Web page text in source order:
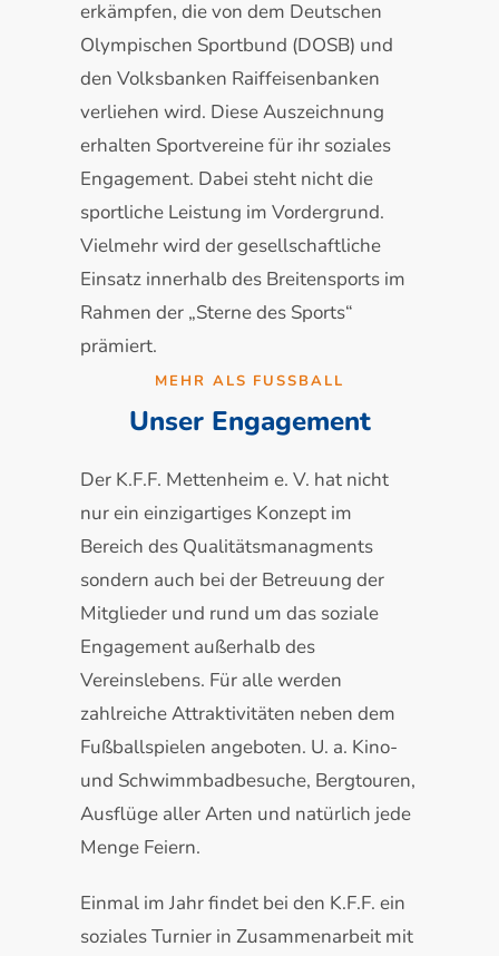
erkämpfen, die von dem Deutschen
Olympischen Sportbund (DOSB) und
den Volksbanken Raiffeisenbanken
verliehen wird. Diese Auszeichnung
erhalten Sportvereine für ihr soziales
Engagement. Dabei steht nicht die
sportliche Leistung im Vordergrund.
Vielmehr wird der gesellschaftliche
Einsatz innerhalb des Breitensports im
Rahmen der „Sterne des Sports“
prämiert.
MEHR ALS FUSSBALL
Unser Engagement
Der K.F.F. Mettenheim e. V. hat nicht
nur ein einzigartiges Konzept im
Bereich des Qualitätsmanagments
sondern auch bei der Betreuung der
Mitglieder und rund um das soziale
Engagement außerhalb des
Vereinslebens. Für alle werden
zahlreiche Attraktivitäten neben dem
Fußballspielen angeboten. U. a. Kino-
und Schwimmbadbesuche, Bergtouren,
Ausflüge aller Arten und natürlich jede
Menge Feiern.
Einmal im Jahr findet bei den K.F.F. ein
soziales Turnier in Zusammenarbeit mit